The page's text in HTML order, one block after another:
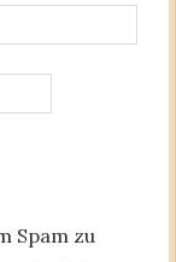
Spam zu